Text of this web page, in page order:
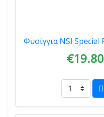
€19.80